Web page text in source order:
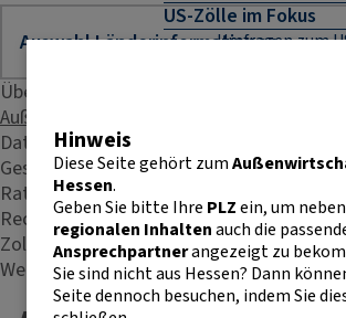
US-Zölle im Fokus
Umfragen zum
Naher Osten:
Absicherung und
Außenhandel Hessen
CBAM
E-Commerce
E-Rechnung in der EU
Übersicht
Außenhandelsstatistik
Daten & Fakten
Geschäftspraxis
Rating
Recht & Steuern
Zoll
Weitere Kontakte
Hinweis
Diese Seite gehört zum
Hessen.
Geben Sie bitte Ihre PLZein, um
regionalen Inhaltenauch die
Ansprechpartnerangezeigt zu
Sie sind nicht aus Hessen? Dann
Seite dennoch besuchen, indem Sie